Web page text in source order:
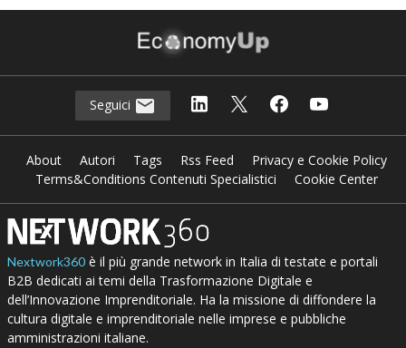
Seguici
About Autori Tags Rss Feed
Privacy e Cookie Policy
Terms&Conditions Contenuti Specialistici
Cookie Center
Nextwork360è il più grande network in Italia di testate e portali
B2B dedicati ai temi della Trasformazione Digitale e
dell’Innovazione Imprenditoriale. Ha la missione di diffondere la
cultura digitale e imprenditoriale nelle imprese e pubbliche
amministrazioni italiane.